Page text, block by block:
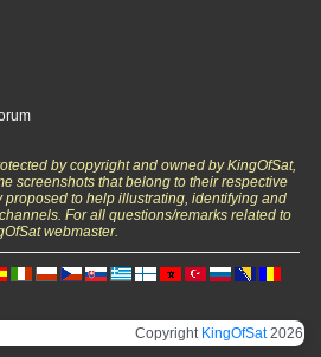
by copyright and owned by KingOfSat,
screenshots that belong to their respective
proposed to help illustrating, identifying and
For all questions/remarks related to
webmaster.
Copyright KingOfSat2026